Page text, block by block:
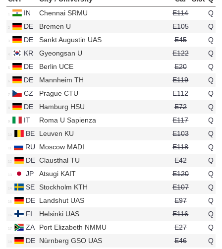
IN
Chennai SRMU E114
Q
DE
Bremen U E105
Q
DE
Sankt Augustin UAS E45
Q
KR
Gyeongsan U E122
Q
DE
Berlin UCE E20
Q
DE
Mannheim TH E119
Q
CZ
Prague CTU E112
Q
DE
Hamburg HSU E72
Q
IT
Roma U Sapienza E117
Q
BE
Leuven KU E103
Q
RU
Moscow MADI E118
Q
DE Clausthal TU E42
Q
JP
Atsugi KAIT E120
Q
SE
Stockholm KTH E107
Q
DE Landshut UAS E97
Q
FI
Helsinki UAS E116
Q
ZA
Port Elizabeth NMMU E27
Q
DE Nürnberg GSO UAS E46
Q